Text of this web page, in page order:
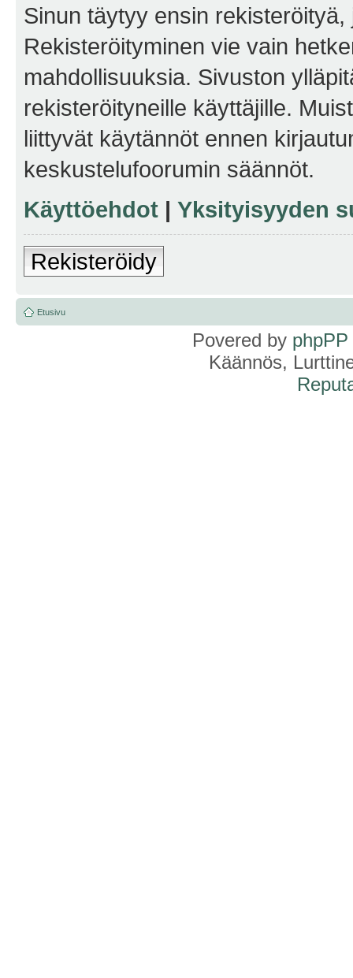
Sinun täytyy ensin
Rekisteröityminen vie vain
mahdollisuuksia. Sivuston
rekisteröityneille käyttäjille.
liittyvät käytännöt ennen
keskustelufoorumin säännöt.
Käyttöehdot | Yksityisyyden
Rekisteröidy
Etusivu
Povered by phpPP
Käännös,